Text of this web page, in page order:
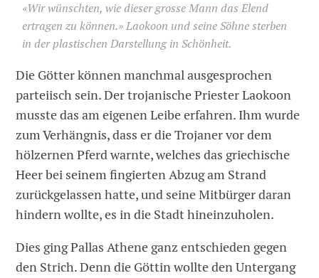
«Wir wünschten, wie dieser grosse Mann das Elend
ertragen zu können.» Laokoon und seine Söhne sterben
in der plastischen Darstellung in Schönheit.
Die Götter können manchmal ausgesprochen
parteiisch sein. Der trojanische Priester Laokoon
musste das am eigenen Leibe erfahren. Ihm wurde
zum Verhängnis, dass er die Trojaner vor dem
hölzernen Pferd warnte, welches das griechische
Heer bei seinem fingierten Abzug am Strand
zurückgelassen hatte, und seine Mitbürger daran
hindern wollte, es in die Stadt hineinzuholen.
Dies ging Pallas Athene ganz entschieden gegen
den Strich. Denn die Göttin wollte den Untergang